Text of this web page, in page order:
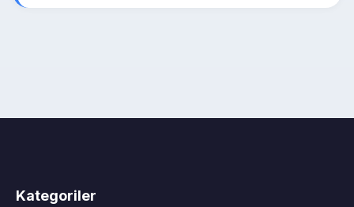
Kategoriler